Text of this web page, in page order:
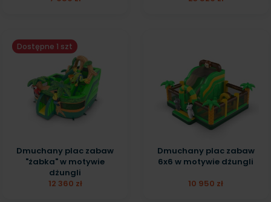
Dostępne 1 szt
Dmuchany plac zabaw
"żabka" w motywie
dżungli
12 360 zł
Dmuchany plac zabaw
6x6 w motywie dżungli
10 950 zł